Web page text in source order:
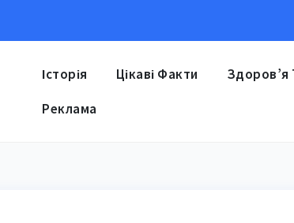
Історія Цікаві Факти Здоров’я
Реклама